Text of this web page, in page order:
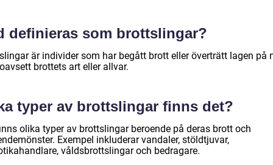
definieras som brottslingar?
är individer som har begått brott eller överträtt lagen på
brottets art eller allvar.
typer av brottslingar finns det?
olika typer av brottslingar beroende på deras brott och
Exempel inkluderar vandaler, stöldtjuvar,
våldsbrottslingar och bedragare.